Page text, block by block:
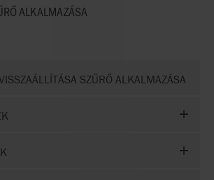
ALKALMAZÁSA
SZŰRŐ ALKALMAZÁSA